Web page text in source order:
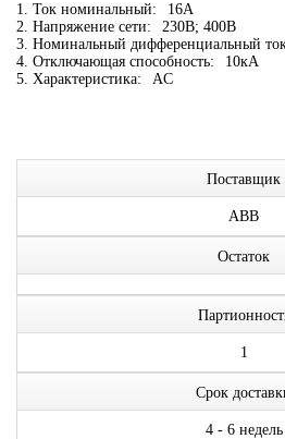
1. Ток номинальный:
16А
2. Напряжение сети:
230В; 400В
3. Номинальный дифференциальный
4. Отключающая способность:
10кА
5. Характеристика:
AC
Поставщик
ABB
Остаток
1
Срок
4 - 6 недель